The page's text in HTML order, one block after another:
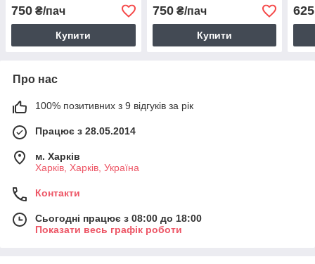
750 ₴/пач
Купити
750₴/пач
Купити
625
Про нас
100% позитивних з 9 відгуків за рік
Працює з 28.05.2014
м. Харків
Харків, Харків, Україна
Контакти
Сьогодні працює з 08:00 до 18:00
Показати весь графік роботи